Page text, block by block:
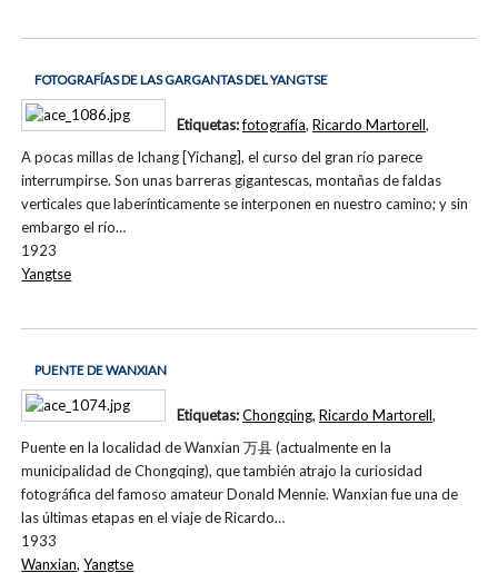
FOTOGRAFÍAS DE LAS GARGANTAS DEL YANGTSE
A pocas millas de Ichang [Yichang], el curso del gran río parece
interrumpirse. Son unas barreras gigantescas, montañas de faldas
verticales que laberínticamente se interponen en nuestro camino; y sin
embargo el río…
1923
Etiquetas:fotografía, Ricardo Martorell,
Yangtse
PUENTE DE WANXIAN
Puente en la localidad de Wanxian 万县 (actualmente en la
municipalidad de Chongqing), que también atrajo la curiosidad
fotográfica del famoso amateur Donald Mennie. Wanxian fue una de
las últimas etapas en el viaje de Ricardo…
1933
Etiquetas:Chongqing, Ricardo Martorell,
Wanxian,Yangtse